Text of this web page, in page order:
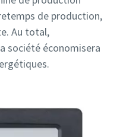
de production,
Au total,
société économisera